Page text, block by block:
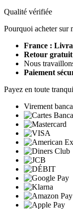
Qualité vérifiée
Pourquoi acheter sur
France :
Retour gratuit
Nous
Paiement
Payez en toute
Virement